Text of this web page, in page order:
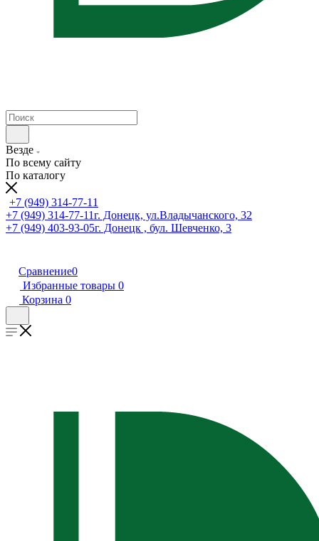
Везде
По всему сайту
По каталогу
+7 (949) 314-77-11
+7 (949) 314-77-11г. Донецк, ул.Владычанского, 32
+7 (949) 403-93-05г. Донецк , бул. Шевченко, 3
Сравнение0
Избранные товары 0
Корзина 0